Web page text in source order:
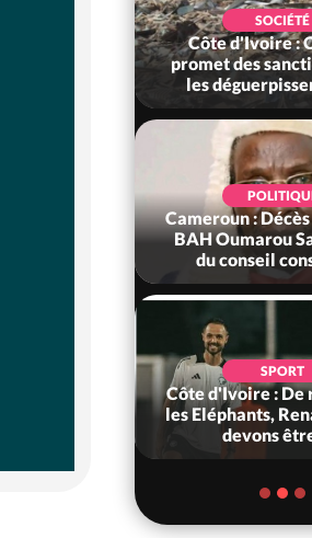
le pari
SOCIÉTÉ
Côte d'Ivoire :
promet des
les
Cameroun : Décès
BAH Oumarou
du conseil
SPORT
Côte d'Ivoire : De
les Eléphants,
devons